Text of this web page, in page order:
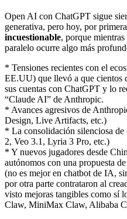
Open AI con ChatGPT sigue
generativa, pero hoy, por
incuestionable, porque
paralelo ocurre algo más
* Tensiones recientes con el
EE.UU) que llevó a que cientos
sus cuentas con ChatGPT y lo
“Claude AI” de Anthropic.
* Avances agresivos de
Design, Live Artifacts, etc.)
* La consolidación silenciosa
2, Veo 3.1, Lyria 3 Pro, etc.)
* Y nuevos jugadores desde
autónomos con una propuesta
(no es mejor en chatbot de IA,
por otra parte contrataron al
visto mejoras tangibles como sí
Claw, MiniMax Claw, Alibaba